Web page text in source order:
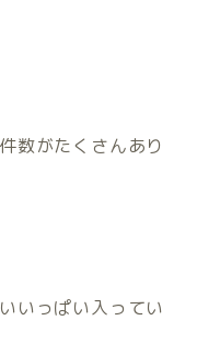
数がたくさんあり
いっぱい入ってい